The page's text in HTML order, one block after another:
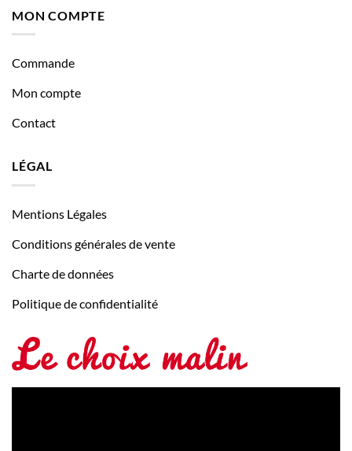
MON COMPTE
Commande
Mon compte
Contact
LÉGAL
Mentions Légales
Conditions générales de vente
Charte de données
Politique de confidentialité